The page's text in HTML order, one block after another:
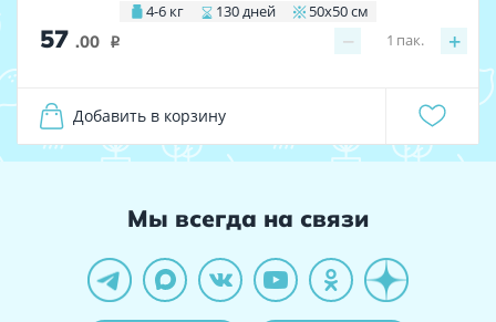
4-6 кг 130 дней 50х50 см
57 .00 i − +
1 пак.
Добавить в корзину
Мы всегда на связи